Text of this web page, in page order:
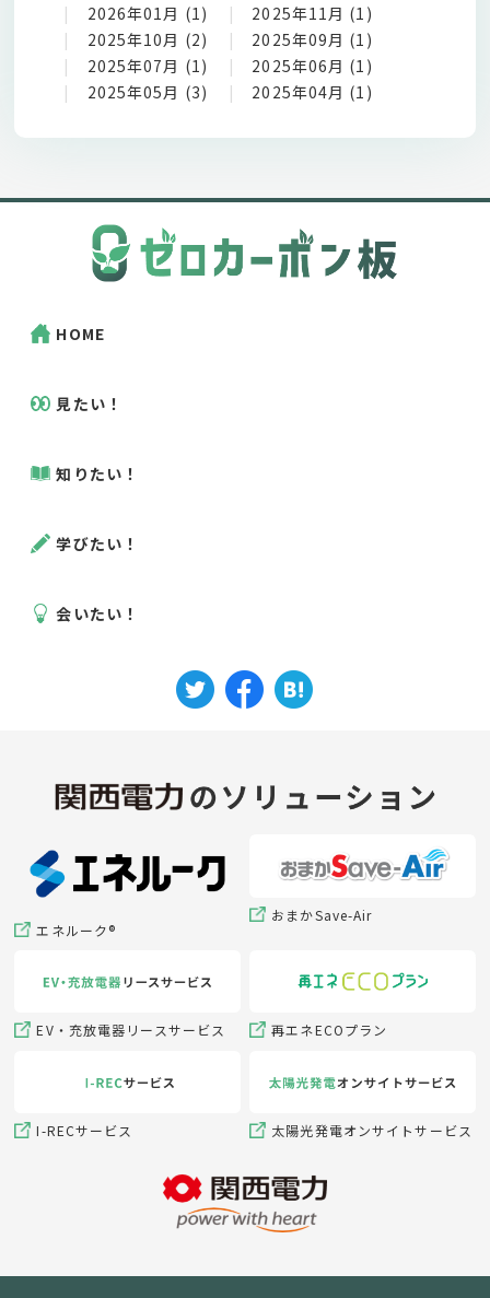
2026年01月 (1)
2025年11月 (1)
2025年10月 (2)
2025年09月 (1)
2025年07月 (1)
2025年06月 (1)
2025年05月 (3)
2025年04月 (1)
HOME
見たい！
知りたい！
学びたい！
会いたい！
エネルーク®
おまかSave-Air
EV・充放電器リースサービス 再エネECOプラン
I-RECサービス 太陽光発電オンサイトサービス